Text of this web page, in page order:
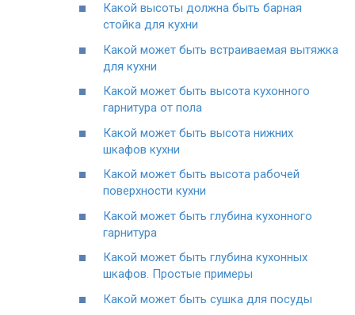
Какой высоты должна быть барная
стойка для кухни
Какой может быть встраиваемая вытяжка
для кухни
Какой может быть высота кухонного
гарнитура от пола
Какой может быть высота нижних
шкафов кухни
Какой может быть высота рабочей
поверхности кухни
Какой может быть глубина кухонного
гарнитура
Какой может быть глубина кухонных
шкафов. Простые примеры
Какой может быть сушка для посуды